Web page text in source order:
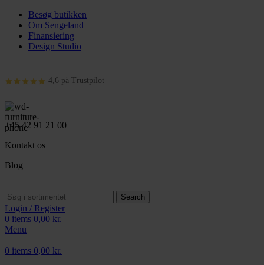
Besøg butikken
Om Sengeland
Finansiering
Design Studio
4,6 på Trustpilot
+45 42 91 21 00
Kontakt os
Blog
Search
Login / Register
0 items 0,00 kr.
Menu
0 items 0,00 kr.